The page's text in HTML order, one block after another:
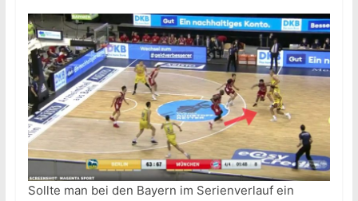
Sollte man bei den Bayern im Serienverlauf ein